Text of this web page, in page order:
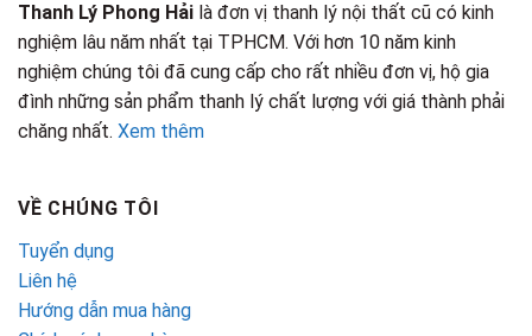
Thanh Lý Phong Hải là đơn vị thanh lý nội thất cũ có kinh
nghiệm lâu năm nhất tại TPHCM. Với hơn 10 năm kinh
nghiệm chúng tôi đã cung cấp cho rất nhiều đơn vị, hộ gia
đình những sản phẩm thanh lý chất lượng với giá thành phải
chăng nhất. Xem thêm
VỀ CHÚNG TÔI
Tuyển dụng
Liên hệ
Hướng dẫn mua hàng